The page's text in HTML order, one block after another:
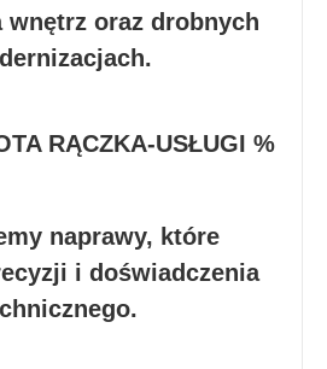
wnętrz oraz drobnych
naprawy, które
i doświadczenia